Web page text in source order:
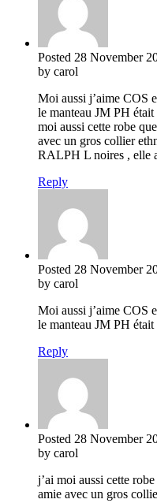
Posted 28 November
by carol
Moi aussi j’aime COS
le manteau JM PH
moi aussi cette robe
avec un gros collier
RALPH L noires , elle
Reply
Posted 28 November
by carol
Moi aussi j’aime COS
le manteau JM PH
Reply
Posted 28 November
by carol
j’ai moi aussi cette
amie avec un gros